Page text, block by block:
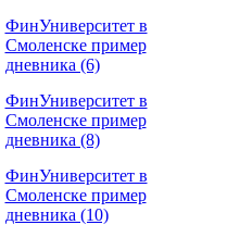
ФинУниверситет в
Смоленске пример
дневника (6)
ФинУниверситет в
Смоленске пример
дневника (8)
ФинУниверситет в
Смоленске пример
дневника (10)